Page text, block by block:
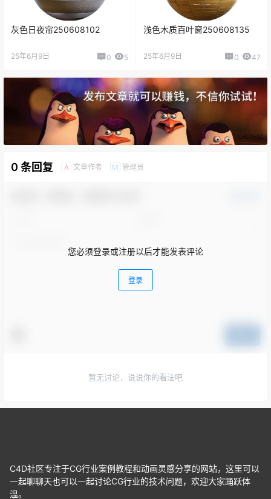
灰色日夜帘250608102
25年6月9日 0 5
浅色木质百叶窗250608135
25年6月9日 0 47
0 条回复 A 文章作者 M 管理员
您必须登录或注册以后才能发表评论
登录
暂无讨论，说说你的看法吧
C4D社区专注于CG行业案例教程和动画灵感分享的网站，这里可以
一起聊聊天也可以一起讨论CG行业的技术问题，欢迎大家踊跃体
温。